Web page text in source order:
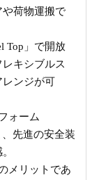
荷物運搬で
Top」で開放
キシブルス
レンジが可
ォーム
先進の安全装
メリットであ